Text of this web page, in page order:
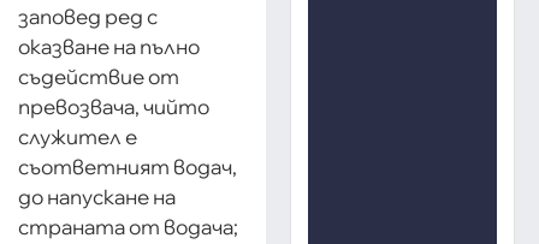
заповед ред с
оказване на пълно
съдействие от
превозвача, чийто
служител е
съответният водач,
до напускане на
страната от водача;